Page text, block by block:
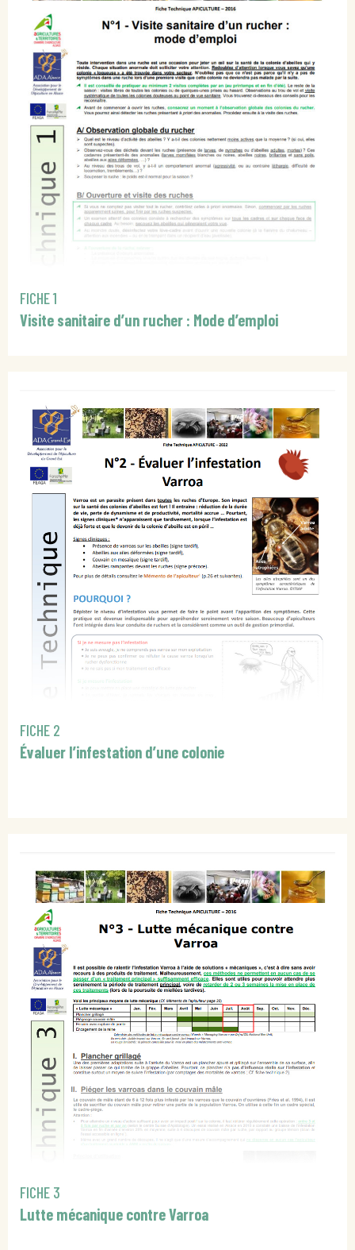
FICHE 1
Visite sanitaire d’un rucher : Mode d’emploi
FICHE 2
Évaluer l’infestation d’une colonie
FICHE 3
Lutte mécanique contre Varroa